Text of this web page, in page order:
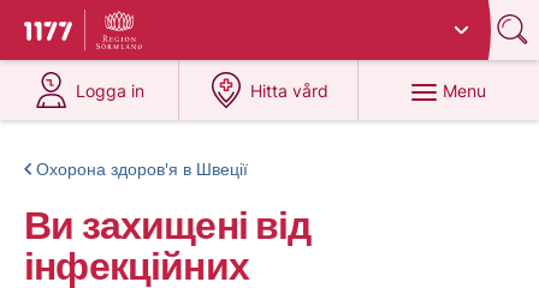
To start page for 1177
Du har valt region
Logga in
at 1177.se
Hitta vård
at 1177.se
Menu
Охорона здоров'я в Швеції
Ви захищені від
інфекційних